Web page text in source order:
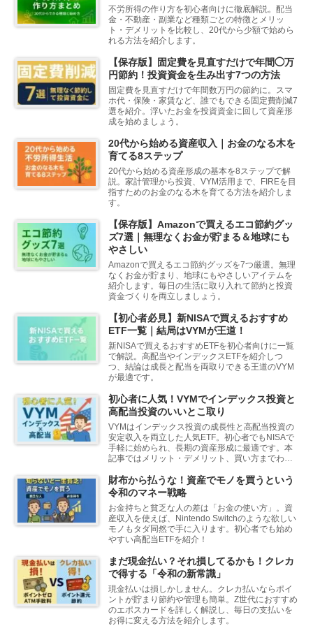
不労所得の作り方を初心者向けに徹底解説。配当
金・不動産・副業など種類ごとの特徴とメリッ
ト・デメリットを比較し、20代から少額で始めら
れる方法を紹介します。
【保存版】固定費を見直すだけで年間◯万
円節約！投資資金を生み出す7つの方法
固定費を見直すだけで年間数万円の節約に。スマ
ホ代・保険・家賃など、誰でもできる固定費削減7
選を紹介。浮いたお金を投資資金に回して資産形
成を始めましょう。
20代から始める資産収入｜お金のなる木を
育てる8ステップ
20代から始める資産形成の基本を8ステップで解
説。家計管理から投資、VYM活用まで、FIREを目
指すためのお金のなる木を育てる方法を紹介しま
す。
【保存版】Amazonで買えるエコ節約グッ
ズ7選｜無理なくお金が貯まる＆地球にも
やさしい
Amazonで買えるエコ節約グッズを7つ厳選。無理
なくお金が貯まり、地球にもやさしいアイテムを
紹介します。毎日の生活に取り入れて節約と投資
資金づくりを両立しましょう。
【初心者必見】新NISAで買えるおすすめ
ETF一覧｜結局はVYMが王道！
新NISAで買えるおすすめETFを初心者向けに一覧
で解説。高配当やインデックスETFを紹介しつ
つ、結論は成長と配当を両取りできる王道のVYM
が最適です。
初心者に人気！VYMでインデックス投資と
高配当投資のいいとこ取り
VYMはインデックス投資の成長性と高配当投資の
安定収入を両立した人気ETF。初心者でもNISAで
手軽に始められ、長期の資産形成に最適です。本
記事ではメリット・デメリット、買い方までわか
財布から払うな！資産でモノを買うという
令和のマネー戦略
お金持ちと貧乏な人の差は「お金の使い方」。資
産収入を使えば、Nintendo Switchのような欲しい
モノもタダ同然で手に入ります。初心者でも始め
やすい高配当ETFを紹介！
まだ現金払い？それ損してるかも！クレカ
で得する「令和の新常識」
現金払いは損しかしません。クレカ払いならポイ
ントが貯まり節約や管理も簡単。Z世代におすすめ
のエポスカードを詳しく解説し、毎日の支払いを
お得に変える方法を紹介します。